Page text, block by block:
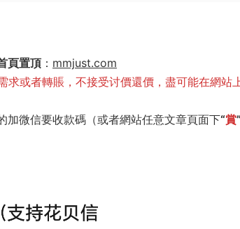
頁置頂 ： mmjust.com
求或者轉賬，不接受讨價還價，盡可能在網站
加微信要收款碼（或者網站任意文章頁面下“賞”